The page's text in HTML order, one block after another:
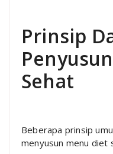
Prinsip
Sehat
Beberapa prinsip
menyusun menu diet